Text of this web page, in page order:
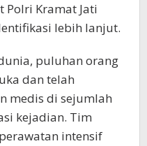
Polri Kramat Jati
lebih lanjut.
puluhan orang
dan telah
medis di sejumlah
kejadian. Tim
intensif